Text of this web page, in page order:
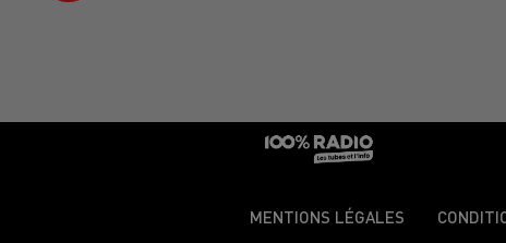
MENTIONS LÉGALES